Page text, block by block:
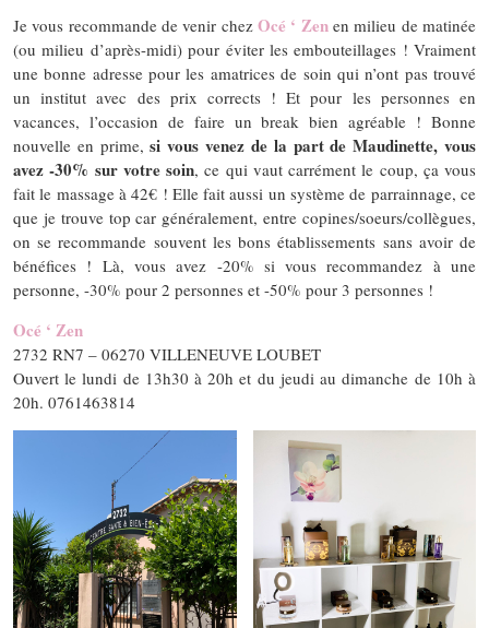
Je vous recommande de venir chez Océ ‘ Zenen milieu de matinée
(ou milieu d’après-midi) pour éviter les embouteillages ! Vraiment
une bonne adresse pour les amatrices de soin qui n’ont pas trouvé
un institut avec des prix corrects ! Et pour les personnes en
vacances, l’occasion de faire un break bien agréable ! Bonne
nouvelle en prime,si vous venez de la part de Maudinette, vous
avez -30% sur votre soin, ce qui vaut carrément le coup, ça vous
fait le massage à 42€ ! Elle fait aussi un système de parrainnage, ce
que je trouve top car généralement, entre copines/soeurs/collègues,
on se recommande souvent les bons établissements sans avoir de
bénéfices ! Là, vous avez -20% si vous recommandez à une
personne, -30% pour 2 personnes et -50% pour 3 personnes !
Océ ‘ Zen
2732 RN7 – 06270 VILLENEUVE LOUBET
Ouvert le lundi de 13h30 à 20h et du jeudi au dimanche de 10h à
20h. 0761463814